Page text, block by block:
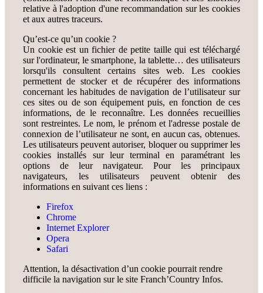
relative à l'adoption d'une recommandation sur les cookies
et aux autres traceurs.
Qu’est-ce qu’un cookie ?
Un cookie est un fichier de petite taille qui est téléchargé
sur l'ordinateur, le smartphone, la tablette… des utilisateurs
lorsqu'ils consultent certains sites web. Les cookies
permettent de stocker et de récupérer des informations
concernant les habitudes de navigation de l’utilisateur sur
ces sites ou de son équipement puis, en fonction de ces
informations, de le reconnaître. Les données recueillies
sont restreintes. Le nom, le prénom et l'adresse postale de
connexion de l’utilisateur ne sont, en aucun cas, obtenues.
Les utilisateurs peuvent autoriser, bloquer ou supprimer les
cookies installés sur leur terminal en paramétrant les
options de leur navigateur. Pour les principaux
navigateurs, les utilisateurs peuvent obtenir des
informations en suivant ces liens :
Firefox
Chrome
Internet Explorer
Opera
Safari
Attention, la désactivation d’un cookie pourrait rendre
difficile la navigation sur le site Franch’Country Infos.